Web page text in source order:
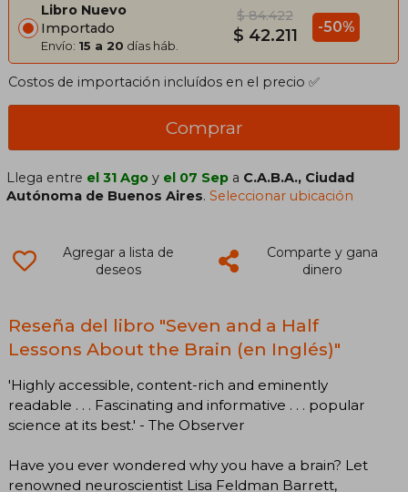
Libro Nuevo
Importado
Envío: 15 a 20 días háb.
$ 84.422
$ 42.211 -50%
Costos de importación incluídos en el precio ✅
Comprar
Llega entre el 31 Ago y el 07 Sep a C.A.B.A., Ciudad
Autónoma de Buenos Aires.Seleccionar ubicación
Agregar a lista de
deseos
Comparte y gana
dinero
Reseña del libro "Seven and a Half
Lessons About the Brain (en Inglés)"
'Highly accessible, content-rich and eminently
readable . . . Fascinating and informative . . . popular
science at its best.' - The Observer
Have you ever wondered why you have a brain? Let
renowned neuroscientist Lisa Feldman Barrett,